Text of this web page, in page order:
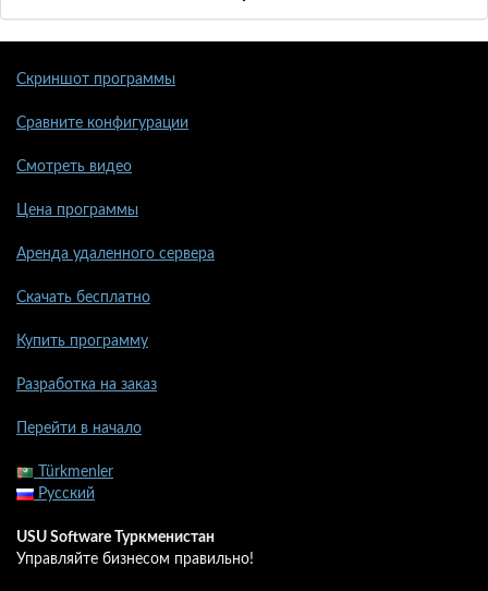
Скриншот программы
Сравните конфигурации
Смотреть видео
Цена программы
Аренда удаленного сервера
Скачать бесплатно
Купить программу
Разработка на заказ
Перейти в начало
Türkmenler
Русский
USU Software Туркменистан
Управляйте бизнесом правильно!